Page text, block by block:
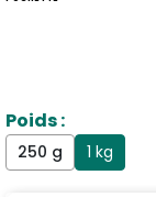
Poids :
250 g 1 kg